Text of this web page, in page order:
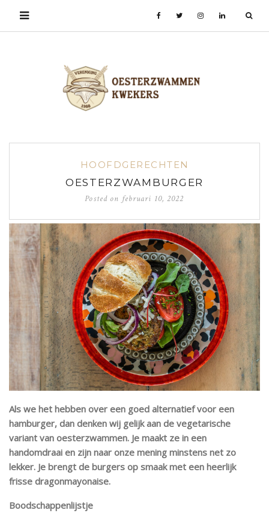
HOOFDGERECHTEN
OESTERZWAMBURGER
Posted on februari 10, 2022
Als we het hebben over een goed alternatief voor een
hamburger, dan denken wij gelijk aan de vegetarische
variant van oesterzwammen. Je maakt ze in een
handomdraai en zijn naar onze mening minstens net zo
lekker. Je brengt de burgers op smaak met een heerlijk
frisse dragonmayonaise.
Boodschappenlijstje